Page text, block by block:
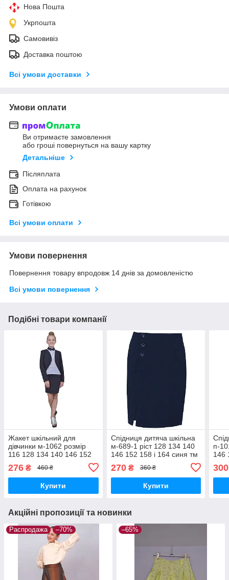
Нова Пошта
Укрпошта
Самовивіз
Доставка поштою
Всі умови доставки
Умови оплати
Ви отримаєте замовлення
або гроші повернуться на вашу картку
Детальніше
Післяплата
Оплата на рахунок
Готівкою
Всі умови оплати
Умови повернення
Повернення товару впродовж 14 днів за домовленістю
Всі умови повернення
Подібні товари компанії
Жакет шкільний для
дівчинки м-1062 розмір
116 128 134 140 146 152
158синій тм "Попелюшка"
276 ₴ 460 ₴
Купити
Спідниця дитяча шкільна
м-689-1 ріст 128 134 140
146 152 158 і 164 синя тм
270₴ 360 ₴
Купити
п-
146
300
Акційні пропозиції та новинки
Распродажа –70% –65%